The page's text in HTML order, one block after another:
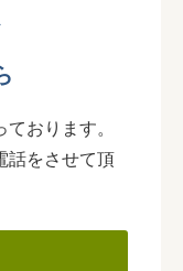
おります。
話をさせて頂